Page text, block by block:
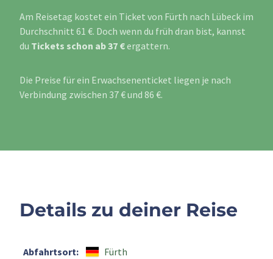
Am Reisetag kostet ein Ticket von Fürth nach Lübeck im
Durchschnitt 61 €. Doch wenn du früh dran bist, kannst
du Tickets schon ab 37 €ergattern.
Die Preise für ein Erwachsenenticket liegen je nach
Verbindung zwischen 37 € und 86 €.
Details zu deiner Reise
Abfahrtsort:
Fürth